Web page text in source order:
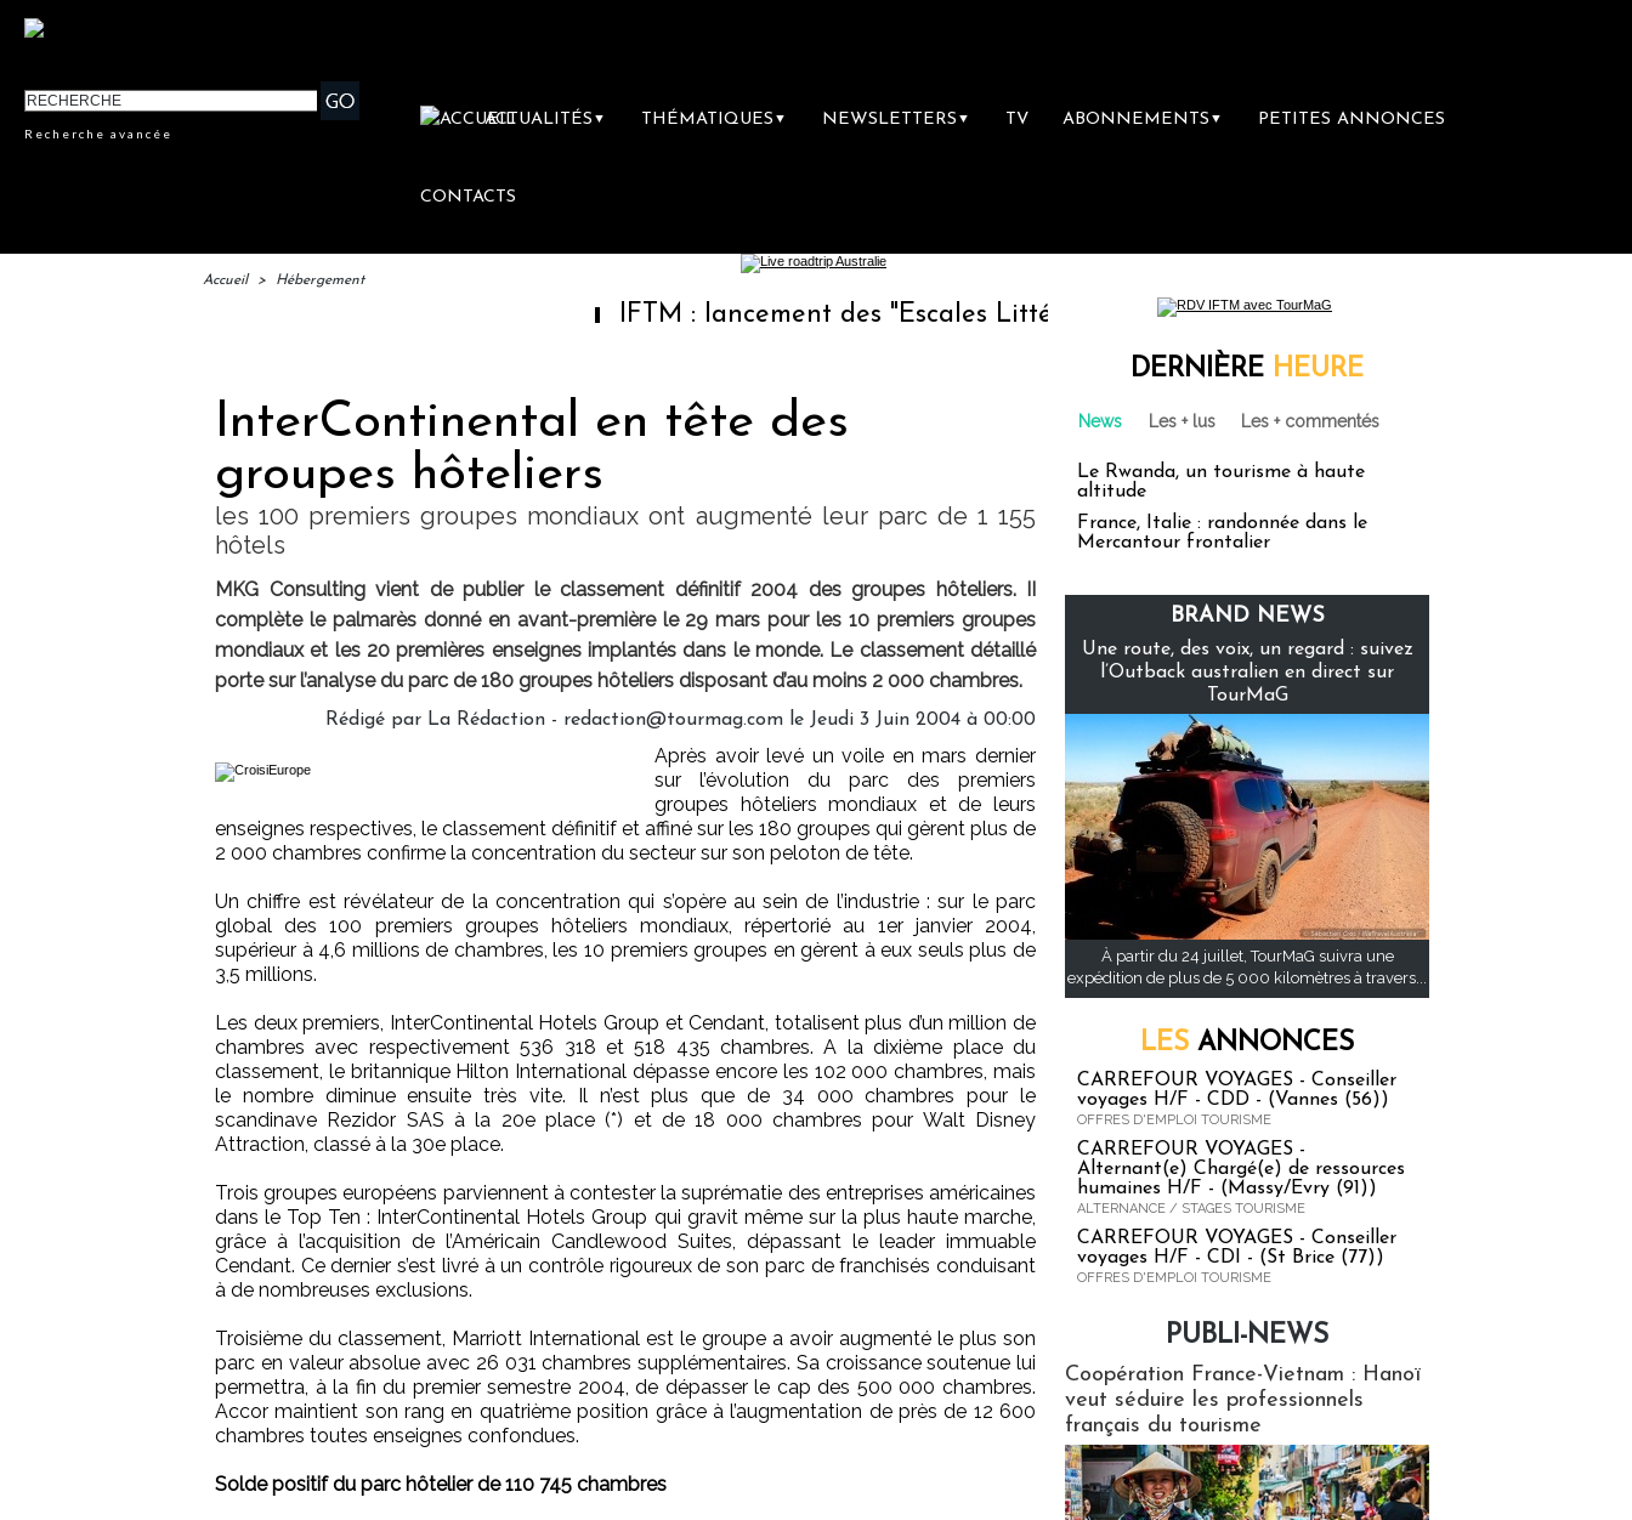
Recherche avancée
ACTUALITÉS ▼ THÉMATIQUES ▼ NEWSLETTERS ▼ TV ABONNEMENTS ▼ PETITES ANNONCES
CONTACTS
Accueil > Hébergement
IFTM : lancement des "Escales Littéraires", la première librairie du voyage
InterContinental en tête des
groupes hôteliers
les 100 premiers groupes mondiaux ont augmenté leur parc de 1 155
hôtels
MKG Consulting vient de publier le classement définitif 2004 des groupes hôteliers. II
complète le palmarès donné en avant-première le 29 mars pour les 10 premiers groupes
mondiaux et les 20 premières enseignes implantés dans le monde. Le classement détaillé
porte sur l’analyse du parc de 180 groupes hôteliers disposant d’au moins 2 000 chambres.
Rédigé par La Rédaction - redaction@tourmag.com le Jeudi 3 Juin 2004 à 00:00
Après avoir levé un voile en mars dernier
sur l’évolution du parc des premiers
groupes hôteliers mondiaux et de leurs
enseignes respectives, le classement définitif et affiné sur les 180 groupes qui gèrent plus de
2 000 chambres confirme la concentration du secteur sur son peloton de tête.
Un chiffre est révélateur de la concentration qui s’opère au sein de l’industrie : sur le parc
global des 100 premiers groupes hôteliers mondiaux, répertorié au 1er janvier 2004,
supérieur à 4,6 millions de chambres, les 10 premiers groupes en gèrent à eux seuls plus de
3,5 millions.
Les deux premiers, InterContinental Hotels Group et Cendant, totalisent plus d’un million de
chambres avec respectivement 536 318 et 518 435 chambres. A la dixième place du
classement, le britannique Hilton International dépasse encore les 102 000 chambres, mais
le nombre diminue ensuite très vite. Il n’est plus que de 34 000 chambres pour le
scandinave Rezidor SAS à la 20e place (*) et de 18 000 chambres pour Walt Disney
Attraction, classé à la 30e place.
Trois groupes européens parviennent à contester la suprématie des entreprises américaines
dans le Top Ten : InterContinental Hotels Group qui gravit même sur la plus haute marche,
grâce à l’acquisition de l’Américain Candlewood Suites, dépassant le leader immuable
Cendant. Ce dernier s’est livré à un contrôle rigoureux de son parc de franchisés conduisant
à de nombreuses exclusions.
Troisième du classement, Marriott International est le groupe a avoir augmenté le plus son
parc en valeur absolue avec 26 031 chambres supplémentaires. Sa croissance soutenue lui
permettra, à la fin du premier semestre 2004, de dépasser le cap des 500 000 chambres.
Accor maintient son rang en quatrième position grâce à l’augmentation de près de 12 600
chambres toutes enseignes confondues.
Solde positif du parc hôtelier de 110 745 chambres
DERNIÈRE HEURE
News Les + lus Les + commentés
Le Rwanda, un tourisme à haute
altitude
France, Italie : randonnée dans le
Mercantour frontalier
BRAND NEWS
Une route, des voix, un regard : suivez
l’Outback australien en direct sur
TourMaG
À partir du 24 juillet, TourMaG suivra une
expédition de plus de 5 000 kilomètres à travers...
LES ANNONCES
CARREFOUR VOYAGES - Conseiller
voyages H/F - CDD - (Vannes (56))
OFFRES D'EMPLOI TOURISME
CARREFOUR VOYAGES -
Alternant(e) Chargé(e) de ressources
humaines H/F - (Massy/Evry (91))
ALTERNANCE / STAGES TOURISME
CARREFOUR VOYAGES - Conseiller
voyages H/F - CDI - (St Brice (77))
OFFRES D'EMPLOI TOURISME
PUBLI-NEWS
Coopération France-Vietnam : Hanoï
veut séduire les professionnels
français du tourisme